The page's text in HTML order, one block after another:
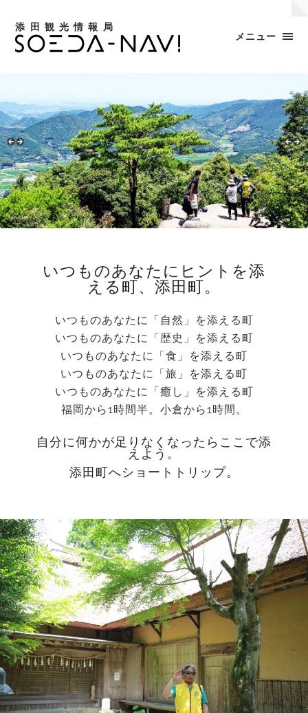
添田観光情報局
メニュー
いつものあなたにヒントを添
える町、添田町。
いつものあなたに「自然」を添える町
いつものあなたに「歴史」を添える町
いつものあなたに「食」を添える町
いつものあなたに「旅」を添える町
いつものあなたに「癒し」を添える町
福岡から1時間半。小倉から1時間。
自分に何かが足りなくなったらここで添
えよう。
添田町へショートトリップ。